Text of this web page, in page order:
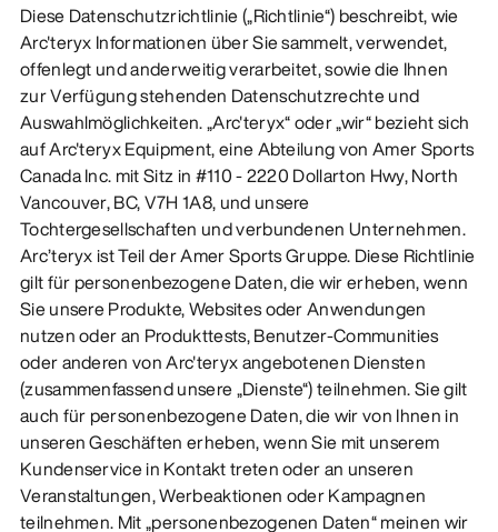
Diese Datenschutzrichtlinie („Richtlinie“) beschreibt, wie
Arc'teryx Informationen über Sie sammelt, verwendet,
offenlegt und anderweitig verarbeitet, sowie die Ihnen
zur Verfügung stehenden Datenschutzrechte und
Auswahlmöglichkeiten. „Arc'teryx“ oder „wir“ bezieht sich
auf Arc'teryx Equipment, eine Abteilung von Amer Sports
Canada Inc. mit Sitz in #110 - 2220 Dollarton Hwy, North
Vancouver, BC, V7H 1A8, und unsere
Tochtergesellschaften und verbundenen Unternehmen.
Arc’teryx ist Teil der Amer Sports Gruppe. Diese Richtlinie
gilt für personenbezogene Daten, die wir erheben, wenn
Sie unsere Produkte, Websites oder Anwendungen
nutzen oder an Produkttests, Benutzer-Communities
oder anderen von Arc'teryx angebotenen Diensten
(zusammenfassend unsere „Dienste“) teilnehmen. Sie gilt
auch für personenbezogene Daten, die wir von Ihnen in
unseren Geschäften erheben, wenn Sie mit unserem
Kundenservice in Kontakt treten oder an unseren
Veranstaltungen, Werbeaktionen oder Kampagnen
teilnehmen. Mit „personenbezogenen Daten“ meinen wir